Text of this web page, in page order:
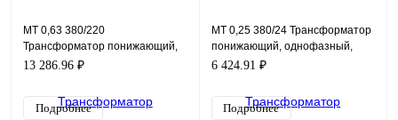
MT 0,63 380/220
Трансформатор понижающий,
однофазный, мощность 630ВА,
выход
13 286.96 ₽
Подробнее
MT 0,25 380/24 Трансформатор
понижающий, однофазный,
мощность 250ВА, входное
6 424.91 ₽
Подробнее